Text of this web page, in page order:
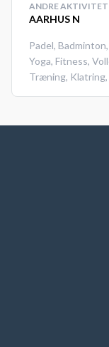
ANDRE
AARHUS N
Padel, Badminton,
Yoga, Fitness,
Træning, Klatring,